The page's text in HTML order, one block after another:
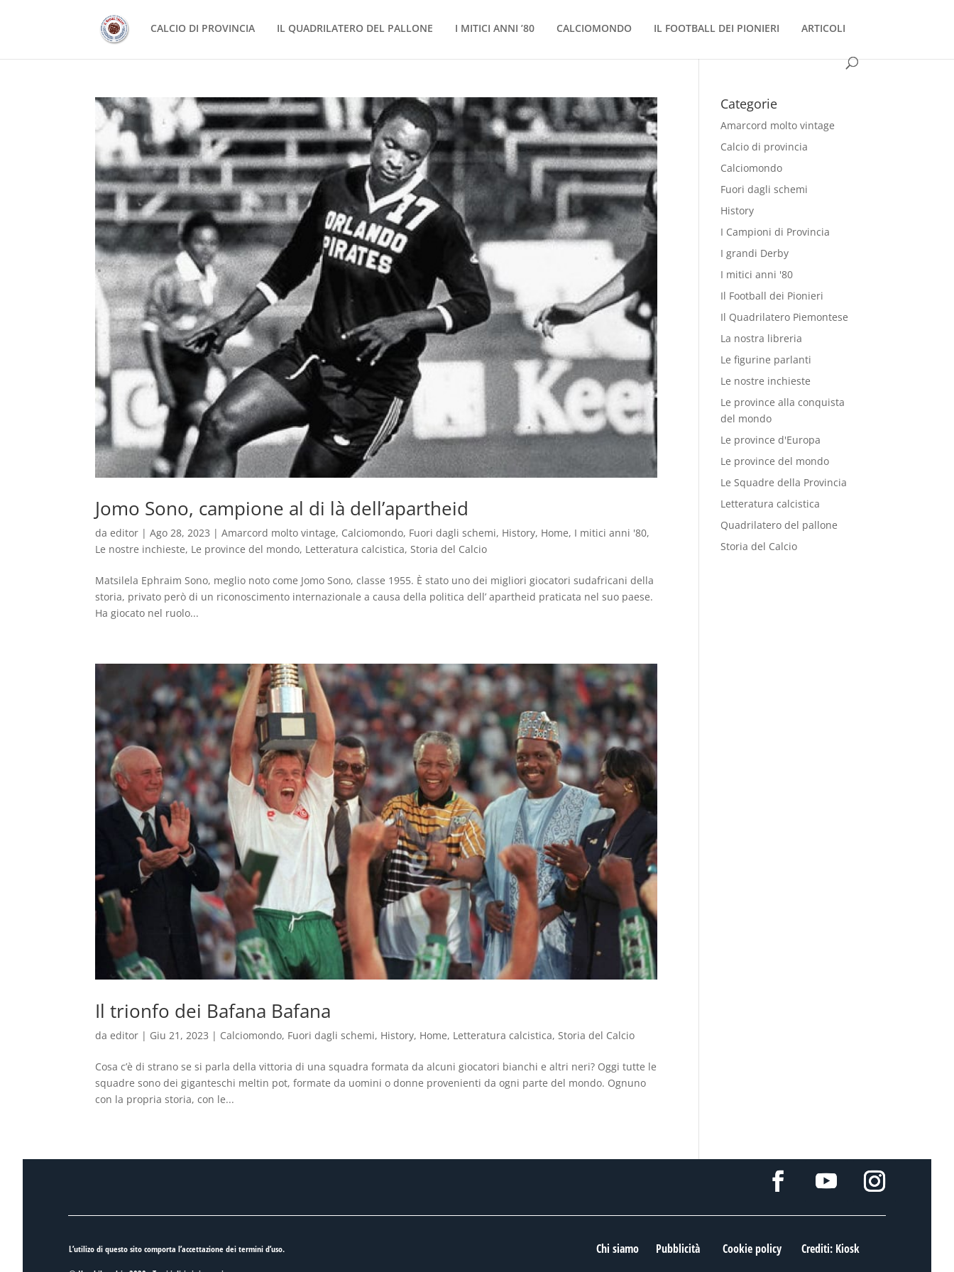
CALCIO DI PROVINCIA IL QUADRILATERO DEL PALLONE I MITICI ANNI ’80 CALCIOMONDO IL FOOTBALL DEI PIONIERI ARTICOLI
Jomo Sono, campione al di là dell’apartheid
daeditor |Ago 28, 2023 |Amarcord molto vintage, Calciomondo, Fuori dagli schemi, History, Home, I mitici anni '80,
Le nostre inchieste, Le province del mondo, Letteratura calcistica,Storia del Calcio
Matsilela Ephraim Sono, meglio noto come Jomo Sono, classe 1955. È stato uno dei migliori giocatori sudafricani della
storia, privato però di un riconoscimento internazionale a causa della politica dell’ apartheid praticata nel suo paese.
Ha giocato nel ruolo...
Il trionfo dei Bafana Bafana
daeditor | Giu 21, 2023 | Calciomondo, Fuori dagli schemi, History, Home, Letteratura calcistica, Storia del Calcio
Cosa c’è di strano se si parla della vittoria di una squadra formata da alcuni giocatori bianchi e altri neri? Oggi tutte le
squadre sono dei giganteschi meltin pot, formate da uomini o donne provenienti da ogni parte del mondo. Ognuno
con la propria storia, con le...
Categorie
Amarcord molto vintage
Calcio di provincia
Calciomondo
Fuori dagli schemi
History
I Campioni di Provincia
I grandi Derby
I mitici anni '80
Il Football dei Pionieri
Il Quadrilatero Piemontese
La nostra libreria
Le figurine parlanti
Le nostre inchieste
Le province alla conquista
del mondo
Le province d'Europa
Le province del mondo
Le Squadre della Provincia
Letteratura calcistica
Quadrilatero del pallone
Storia del Calcio
L’utilizo di questo sito comporta l’accettazione deitermini d’uso. Chi siamo Pubblicità Cookie policy Crediti: Kiosk